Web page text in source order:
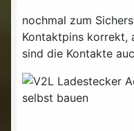
nochmal zum
Kontaktpins korrekt,
sind die Kontakte